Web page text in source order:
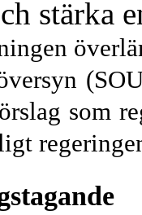
stärka
som